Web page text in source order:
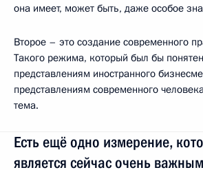
она имеет, может быть, даже особое
Второе – это создание современного
Такого режима, который был бы
представлениям иностранного
представлениям современного
тема.
Есть ещё одно измерение,
является сейчас очень